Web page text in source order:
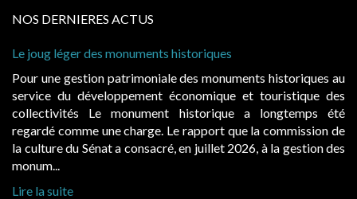
NOS DERNIERES ACTUS
Le joug léger des monuments historiques
Pour une gestion patrimoniale des monuments historiques au
service du développement économique et touristique des
collectivités Le monument historique a longtemps été
regardé comme une charge. Le rapport que la commission de
la culture du Sénat a consacré, en juillet 2026, à la gestion des
monum...
Lire la suite